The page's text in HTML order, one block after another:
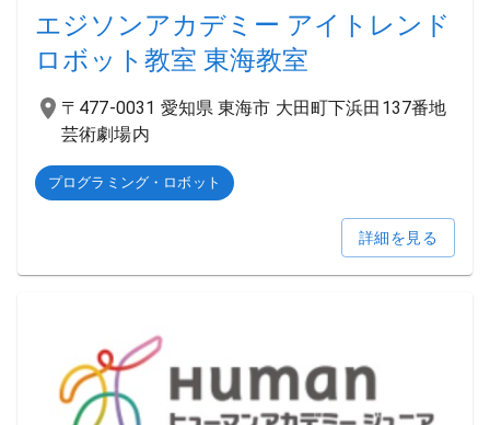
エジソンアカデミー アイトレンド
ロボット教室 東海教室
〒477-0031 愛知県 東海市 大田町下浜田137番地
芸術劇場内
プログラミング・ロボット
詳細を見る